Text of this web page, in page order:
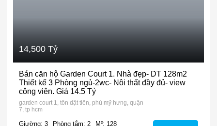
14,500 Tỷ
Bán căn hộ Garden Court 1. Nhà đẹp- DT 128m2
Thiết kế 3 Phòng ngủ-2wc- Nội thất đầy đủ- view
công viên. Giá 14.5 Tỷ
garden court 1, tôn dật tiên, phú mỹ hưng, quận
7, tp hcm
Giường: 3 Phòng tắm: 2
M²: 128